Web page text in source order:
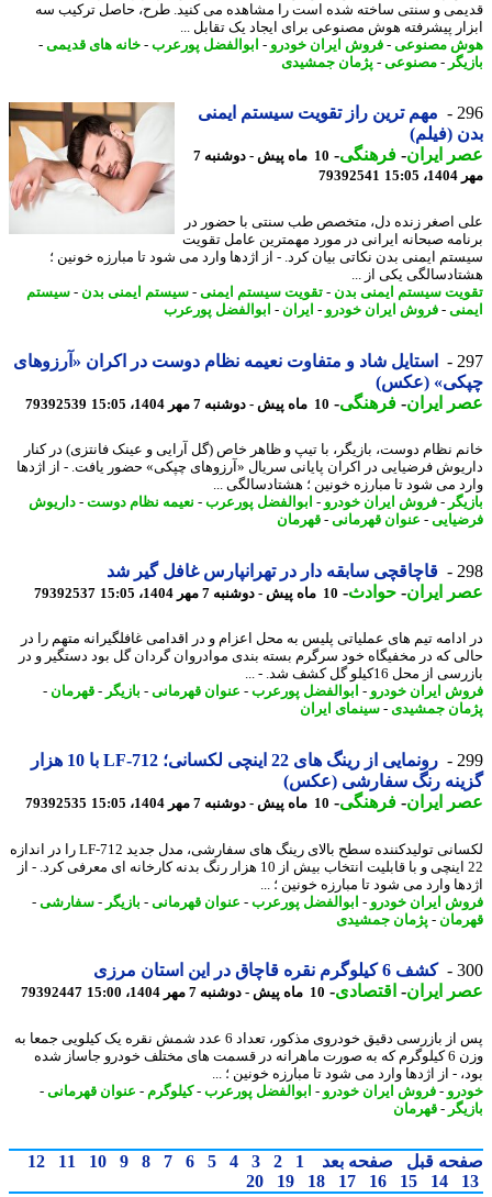
و سنتی ساخته شده است را مشاهده می کنید. طرح، حاصل ترکیب سه
پیشرفته هوش مصنوعی برای ایجاد یک تقابل ...
مصنوعی-فروش ایران خودرو-ابوالفضل پورعرب- خانه های قدیمی-
-مصنوعی-پژمان جمشیدی
مهم ترین راز تقویت سیستم ایمنی
(فیلم)
ایران- فرهنگی-
10 ماه پیش - دوشنبه 7
79392541
اصغر زنده دل، متخصص طب سنتی با حضور در
صبحانه ایرانی در مورد مهمترین عامل تقویت
ایمنی بدن نکاتی بیان کرد. - از اژدها وارد می شود تا مبارزه خونین ؛
یکی از ...
سیستم ایمنی بدن -تقویت سیستم ایمنی-سیستم ایمنی بدن -سیستم
-فروش ایران خودرو-ایران - ابوالفضل پورعرب
استایل شاد و متفاوت نعیمه نظام دوست در اکران «آرزوهای
(عکس)
ایران- فرهنگی-10 ماه پیش - دوشنبه 7 مهر 1404، 15:05 79392539
نظام دوست، بازیگر، با تیپ و ظاهر خاص (گل آرایی و عینک فانتزی) در کنار
فرضیایی در اکران پایانی سریال «آرزوهای چپکی» حضور یافت. - از اژدها
می شود تا مبارزه خونین ؛ هشتادسالگی ...
-فروش ایران خودرو-ابوالفضل پورعرب- نعیمه نظام دوست-داریوش
-عنوان قهرمانی-قهرمان
قاچاقچی سابقه دار در تهرانپارس غافل گیر شد
ایران- حوادث -10 ماه پیش - دوشنبه 7 مهر 1404، 15:05 79392537
تیم های عملیاتی پلیس به محل اعزام و در اقدامی غافلگیرانه متهم را در
که در مخفیگاه خود سرگرم بسته بندی موادروان گردان گل بود دستگیر و در
از محل 16کیلو گل کشف شد. - ...
ایران خودرو-ابوالفضل پورعرب- عنوان قهرمانی-بازیگر-قهرمان -
جمشیدی-سینمای ایران
رونمایی از رینگ های 22 اینچی لکسانی؛ LF-712 با 10 هزار
رنگ سفارشی (عکس)
ایران- فرهنگی-10 ماه پیش - دوشنبه 7 مهر 1404، 15:05 79392535
لکسانی تولیدکننده سطح بالای رینگ های سفارشی، مدل جدید LF-712 را در اندازه
22 اینچی و با قابلیت انتخاب بیش از 10 هزار رنگ بدنه کارخانه ای معرفی کرد. - از
وارد می شود تا مبارزه خونین ؛ ...
ایران خودرو-ابوالفضل پورعرب- عنوان قهرمانی-بازیگر-سفارشی -
-پژمان جمشیدی
کشف 6 کیلوگرم نقره قاچاق در این استان مرزی
ایران- اقتصادی-10 ماه پیش - دوشنبه 7 مهر 1404، 15:00 79392447
پس از بازرسی دقیق خودروی مذکور، تعداد 6 عدد شمش نقره یک کیلویی جمعا به
وزن 6 کیلوگرم که به صورت ماهرانه در قسمت های مختلف خودرو جاساز شده
- از اژدها وارد می شود تا مبارزه خونین ؛ ...
-فروش ایران خودرو-ابوالفضل پورعرب- کیلوگرم-عنوان قهرمانی-
-قهرمان
قبل صفحه بعد 1
2
3
4
5
6
7
8
9
10
11
12
14
15
16
17
18
19
20